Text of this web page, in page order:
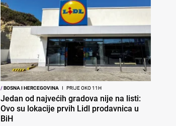
/BOSNA I HERCEGOVINA I PRIJE OKO 11H
Jedan od najvećih gradova nije na listi:
Ovo su lokacije prvih Lidl prodavnica u
BiH